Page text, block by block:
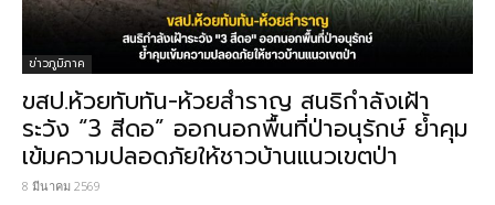
ข่าวภูมิภาค
ขสป.ห้วยทับทัน-ห้วยสำราญ สนธิกำลังเฝ้า
ระวัง “3 สีดอ” ออกนอกพื้นที่ป่าอนุรักษ์ ย้ำคุม
เข้มความปลอดภัยให้ชาวบ้านแนวเขตป่า
8 มีนาคม 2569